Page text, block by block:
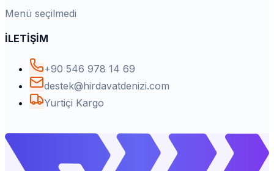
Menü seçilmedi
İLETİŞİM
+90 546 978 14 69
destek@hirdavatdenizi.com
Yurtiçi Kargo